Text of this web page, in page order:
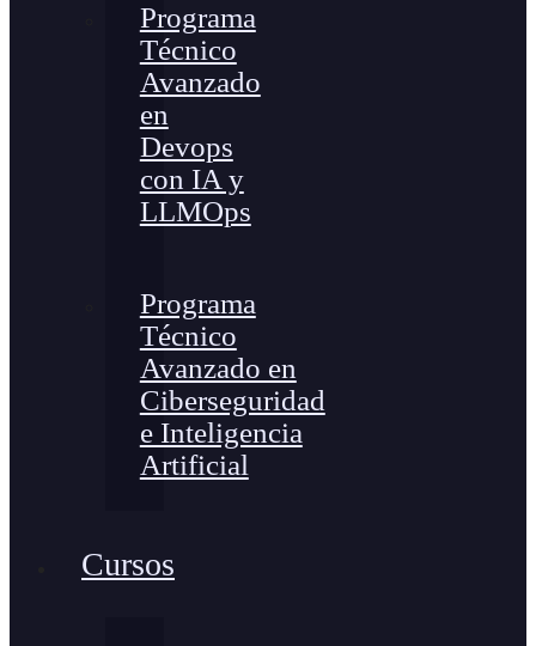
Programa
Técnico
Avanzado
en
Devops
con IA y
LLMOps
Programa
Técnico
Avanzado en
Ciberseguridad
e Inteligencia
Artificial
Cursos